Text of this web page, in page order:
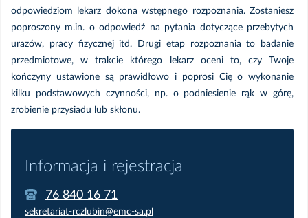
odpowiedziom lekarz dokona wstępnego rozpoznania. Zostaniesz
poproszony m.in. o odpowiedź na pytania dotyczące przebytych
urazów, pracy fizycznej itd. Drugi etap rozpoznania to badanie
przedmiotowe, w trakcie którego lekarz oceni to, czy Twoje
kończyny ustawione są prawidłowo i poprosi Cię o wykonanie
kilku podstawowych czynności, np. o podniesienie rąk w górę,
zrobienie przysiadu lub skłonu.
Informacja i rejestracja
76 840 16 71
sekretariat-rczlubin@emc-sa.pl